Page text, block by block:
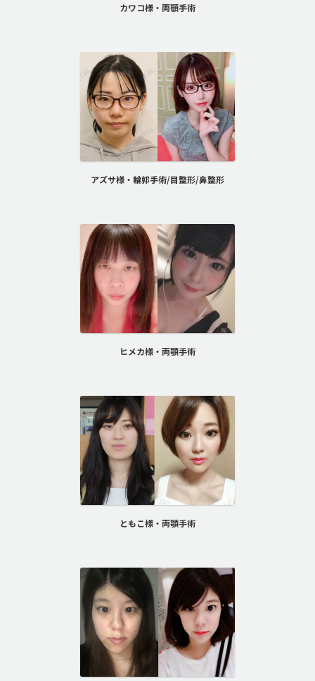
カワコ様・両顎手術
アズサ様・輪郭手術/目整形/鼻整形
ヒメカ様・両顎手術
ともこ様・両顎手術